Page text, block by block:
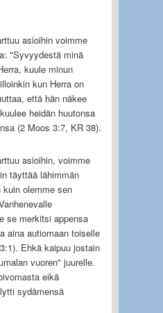
asioihin voimme
"Syvyydestä minä
kuule minun
kun Herra on
että hän näkee
heidän huutonsa
(2 Moos 3:7, KR 38).
asioihin, voimme
täyttää lähimmän
olemme sen
se merkitsi appensa
aina autiomaan toiselle
Ehkä kaipuu jostain
vuoren" juurelle.
eikä
sydämensä